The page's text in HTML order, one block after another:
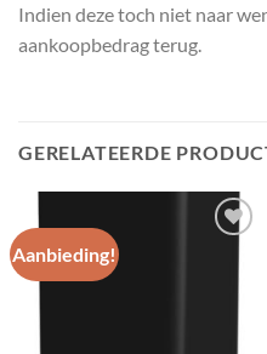
Indien deze toch niet naar
aankoopbedrag terug.
GERELATEERDE
Aanbieding!